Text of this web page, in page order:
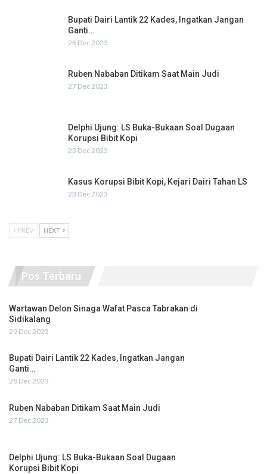
Bupati Dairi Lantik 22 Kades, Ingatkan Jangan
Ganti…
28 Dec 2023
Ruben Nababan Ditikam Saat Main Judi
27 Dec 2023
Delphi Ujung: LS Buka-Bukaan Soal Dugaan
Korupsi Bibit Kopi
23 Dec 2023
Kasus Korupsi Bibit Kopi, Kejari Dairi Tahan LS
23 Dec 2023
PREV NEXT
Pos Terbaru
Wartawan Delon Sinaga Wafat Pasca Tabrakan di
Sidikalang
29 Dec 2023
Bupati Dairi Lantik 22 Kades, Ingatkan Jangan
Ganti…
28 Dec 2023
Ruben Nababan Ditikam Saat Main Judi
27 Dec 2023
Delphi Ujung: LS Buka-Bukaan Soal Dugaan
Korupsi Bibit Kopi